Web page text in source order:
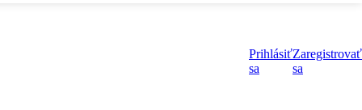
Prihlásiť
sa
Zaregistrovať
sa